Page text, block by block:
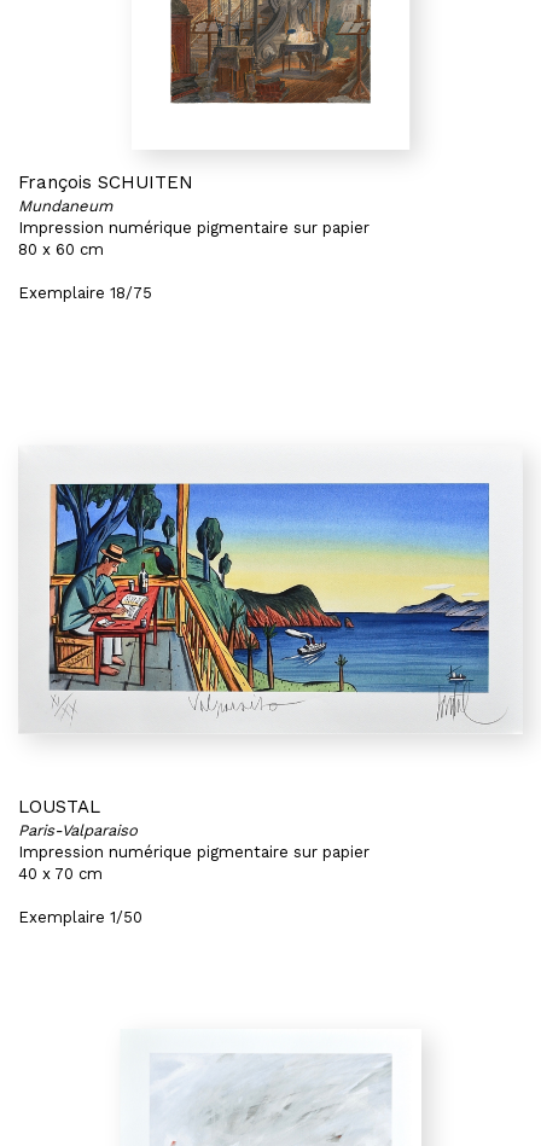
François SCHUITEN
Mundaneum
Impression numérique pigmentaire sur papier
80 x 60 cm
Exemplaire 18/75
LOUSTAL
Paris-Valparaiso
Impression numérique pigmentaire sur papier
40 x 70 cm
Exemplaire 1/50